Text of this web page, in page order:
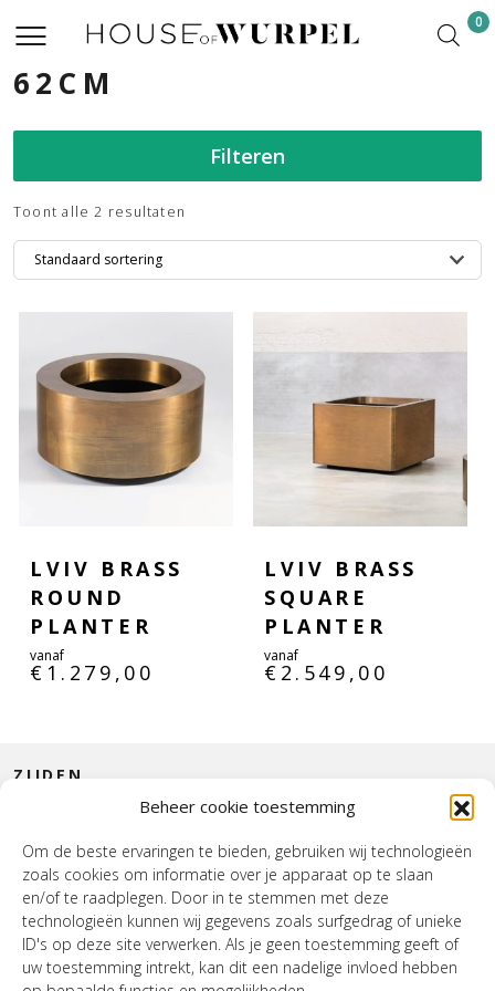
Beheer cookie toestemming
Om de beste ervaringen te bieden, gebruiken wij technologieën
zoals cookies om informatie over je apparaat op te slaan
en/of te raadplegen. Door in te stemmen met deze
technologieën kunnen wij gegevens zoals surfgedrag of unieke
ID's op deze site verwerken. Als je geen toestemming geeft of
uw toestemming intrekt, kan dit een nadelige invloed hebben
0
62CM
Filteren
Toont alle 2 resultaten
LVIV BRASS
ROUND
PLANTER
vanaf
€ 1.279,00
LVIV BRASS
SQUARE
PLANTER
vanaf
€ 2.549,00
HOUSE OF WURPEL
ZIJDEN
INTERIEUR